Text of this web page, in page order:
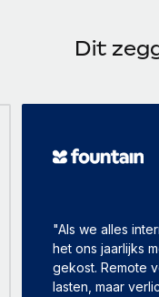
Dit
"Als we alles
het ons jaarlijks
gekost. Remote
lasten, maar